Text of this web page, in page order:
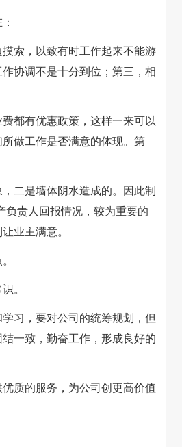
索，以致有时工作起来不能游
协调不是十分到位；第三，相
都有优惠政策，这样一来可以
做工作是否满意的体现。第
二是墙体阴水造成的。因此制
负责人回报情况，较为重要的
业主满意。
。
习，要对公司的统筹规划，但
一致，勤奋工作，形成良好的
质的服务，为公司创更高价值